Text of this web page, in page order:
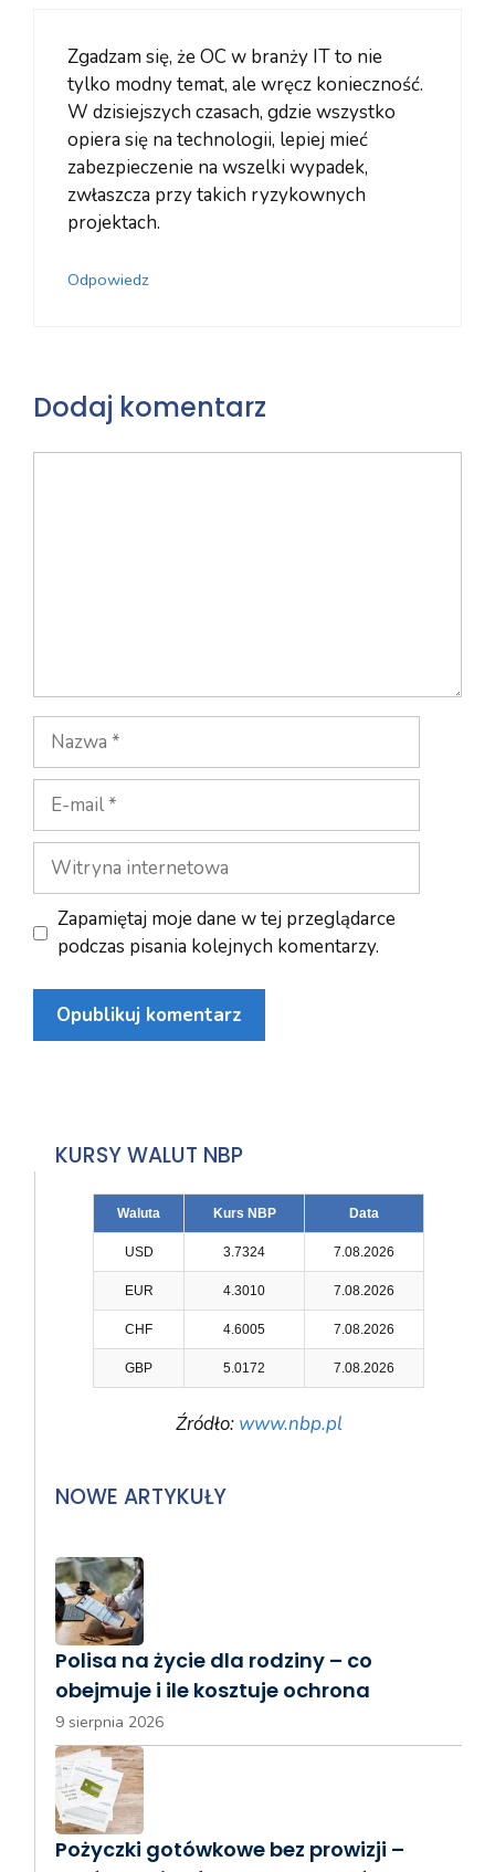
Zgadzam się, że OC w branży IT to nie
tylko modny temat, ale wręcz konieczność.
W dzisiejszych czasach, gdzie wszystko
opiera się na technologii, lepiej mieć
zabezpieczenie na wszelki wypadek,
zwłaszcza przy takich ryzykownych
projektach.
Odpowiedz
Dodaj komentarz
Nazwa
mail
Witryna
internetowa
Zapamiętaj moje dane w tej przeglądarce
podczas pisania kolejnych komentarzy.
KURSY WALUT NBP
Waluta Kurs NBP Data
USD 3.7324 7.08.2026
EUR 4.3010 7.08.2026
CHF 4.6005 7.08.2026
GBP 5.0172 7.08.2026
Źródło: www.nbp.pl
NOWE ARTYKUŁY
Polisa na życie dla rodziny – co
obejmuje i ile kosztuje ochrona
9 sierpnia 2026
Pożyczki gotówkowe bez prowizji –